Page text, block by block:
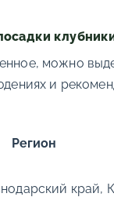
можно
и
Регион
край,